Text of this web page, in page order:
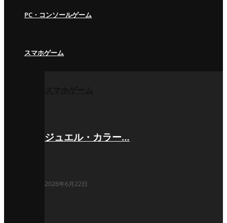
PC・コンソールゲーム
スマホゲーム
ジュエル・カラー…
2026年6月22日